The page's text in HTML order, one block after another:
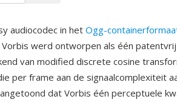
audiocodec in het Ogg-
werd ontworpen als één patentvrij
van modified discrete cosine
per frame aan de signaalcomplexiteit
dat Vorbis één perceptuele